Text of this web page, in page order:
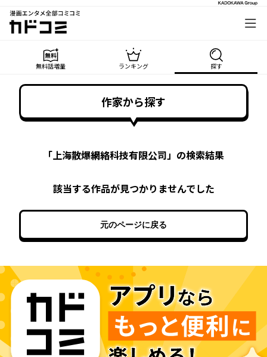
漫画エンタメ全部コミコミ
カドコミ
無料話増量 ランキング 探す
作家から探す
「上海散爆網絡科技有限公司」の検索結果
該当する作品が見つかりませんでした
元のページに戻る